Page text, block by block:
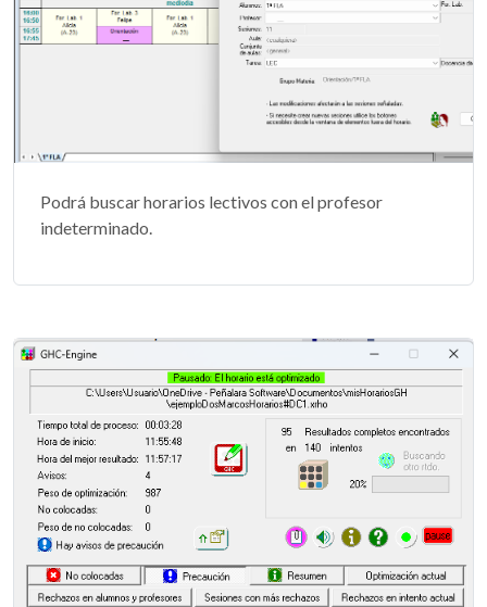
Podrá buscar horarios lectivos con el profesor
indeterminado.